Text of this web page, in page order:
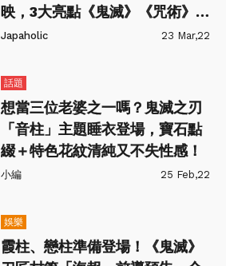
映，3大亮點《鬼滅》《咒術》聲
優集結！
Japaholic 23 Mar,22
話題
想當三位老婆之一嗎？鬼滅之刃
「音柱」主題睡衣登場，寶石點
綴＋特色花紋清純又不失性感！
小編 25 Feb,22
娛樂
霞柱、戀柱準備登場！《鬼滅》